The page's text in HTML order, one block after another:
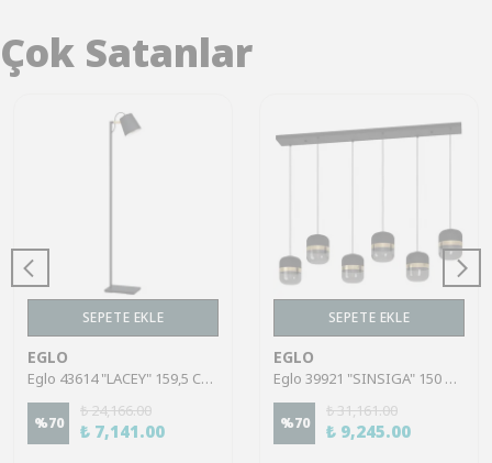
Çok Satanlar
SEPETE EKLE
EGLO
Eglo 43614 "LACEY" 159,5 Cm Yüksekliğinde Çelik, Ahşap Köşe Lambası Lambader
%70
₺ 24,166.00
₺ 7,141.00
SEPETE EKLE
EGLO
Eglo 39921 "SINSIGA" 150 Cm Yüksekliğinde Çelik Siyah Sarkıt Avize
%70
₺ 31,161.00
₺ 9,245.00